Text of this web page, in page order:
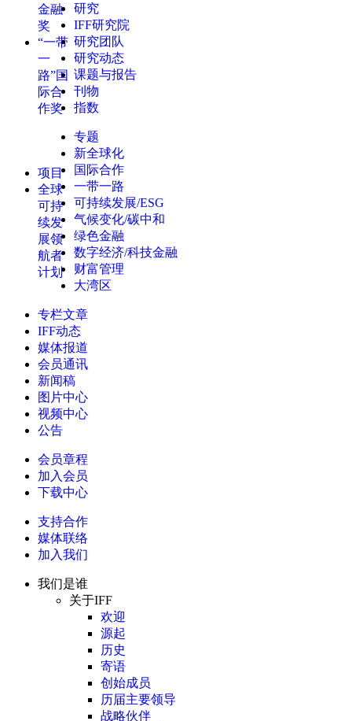
金融
奖
“一带
一
路”国
际合
作奖
项目
全球
可持
续发
展领
航者
计划
研究
IFF研究院
研究团队
研究动态
课题与报告
刊物
指数
专题
新全球化
国际合作
一带一路
可持续发展/ESG
气候变化/碳中和
绿色金融
数字经济/科技金融
财富管理
大湾区
专栏文章
IFF动态
媒体报道
会员通讯
新闻稿
图片中心
视频中心
公告
会员章程
加入会员
下载中心
支持合作
媒体联络
加入我们
我们是谁
关于IFF
欢迎
源起
历史
寄语
创始成员
历届主要领导
战略伙伴